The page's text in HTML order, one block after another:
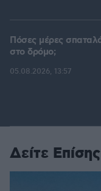
Πόσες μέρες
στο δρόμο;
05.08.2026, 13:57
Δείτε Επίσης